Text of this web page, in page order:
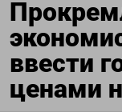
ввести
ценами